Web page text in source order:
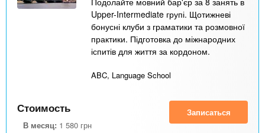
Upper-Intermediate групі. Щотижневі
бонусні клуби з граматики та розмовної
практики. Підготовка до міжнародних
іспитів для життя за кордоном.
ABC, Language School
Стоимость
В месяц: 1 580 грн
Записаться